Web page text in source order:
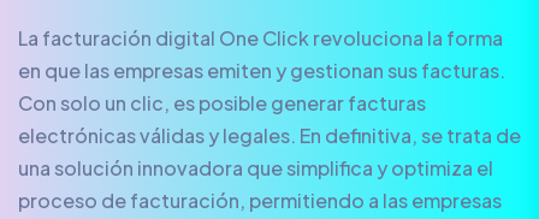
La facturación digital One Click revoluciona la forma
en que las empresas emiten y gestionan sus facturas.
Con solo un clic, es posible generar facturas
electrónicas válidas y legales. En definitiva, se trata de
una solución innovadora que simplifica y optimiza el
proceso de facturación, permitiendo a las empresas